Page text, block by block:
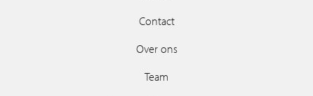
Contact
Over ons
Team